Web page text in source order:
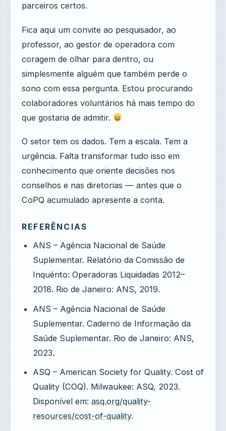
parceiros certos.
Fica aqui um convite ao pesquisador, ao
professor, ao gestor de operadora com
coragem de olhar para dentro, ou
simplesmente alguém que também perde o
sono com essa pergunta. Estou procurando
colaboradores voluntários há mais tempo do
que gostaria de admitir.
O setor tem os dados. Tem a escala. Tem a
urgência. Falta transformar tudo isso em
conhecimento que oriente decisões nos
conselhos e nas diretorias — antes que o
CoPQ acumulado apresente a conta.
REFERÊNCIAS
ANS – Agência Nacional de Saúde
Suplementar. Relatório da Comissão de
Inquérito: Operadoras Liquidadas 2012–
2018. Rio de Janeiro: ANS, 2019.
ANS – Agência Nacional de Saúde
Suplementar. Caderno de Informação da
Saúde Suplementar. Rio de Janeiro: ANS,
2023.
ASQ – American Society for Quality. Cost of
Quality (COQ). Milwaukee: ASQ, 2023.
Disponível em: asq.org/quality-
resources/cost-of-quality.